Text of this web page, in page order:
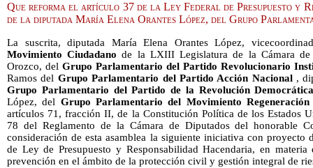
Que reforma el artículo 37 de la Ley Federal de Presupuesto y
de la diputada María Elena Orantes López, del Grupo
La suscrita, diputada María Elena Orantes López,
Movimiento Ciudadano de la LXIII Legislatura de la Cámara de
Orozco, del Grupo Parlamentario del Partido Revolucionario
Ramos del Grupo Parlamentario del Partido Acción Nacional,
Grupo Parlamentario del Partido de la Revolución
López, del Grupo Parlamentario del Movimiento Regeneración
artículos 71, fracción II, de la Constitución Política de los Estados
78 del Reglamento de la Cámara de Diputados del honorable
consideración de esta asamblea la siguiente iniciativa con
de Ley de Presupuesto y Responsabilidad Hacendaria, en
prevención en el ámbito de la protección civil y gestión integral de